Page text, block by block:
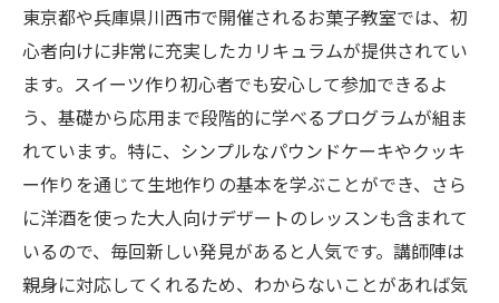
東京都や兵庫県川西市で開催されるお菓子教室では、初
心者向けに非常に充実したカリキュラムが提供されてい
ます。スイーツ作り初心者でも安心して参加できるよ
う、基礎から応用まで段階的に学べるプログラムが組ま
れています。特に、シンプルなパウンドケーキやクッキ
ー作りを通じて生地作りの基本を学ぶことができ、さら
に洋酒を使った大人向けデザートのレッスンも含まれて
いるので、毎回新しい発見があると人気です。講師陣は
親身に対応してくれるため、わからないことがあれば気